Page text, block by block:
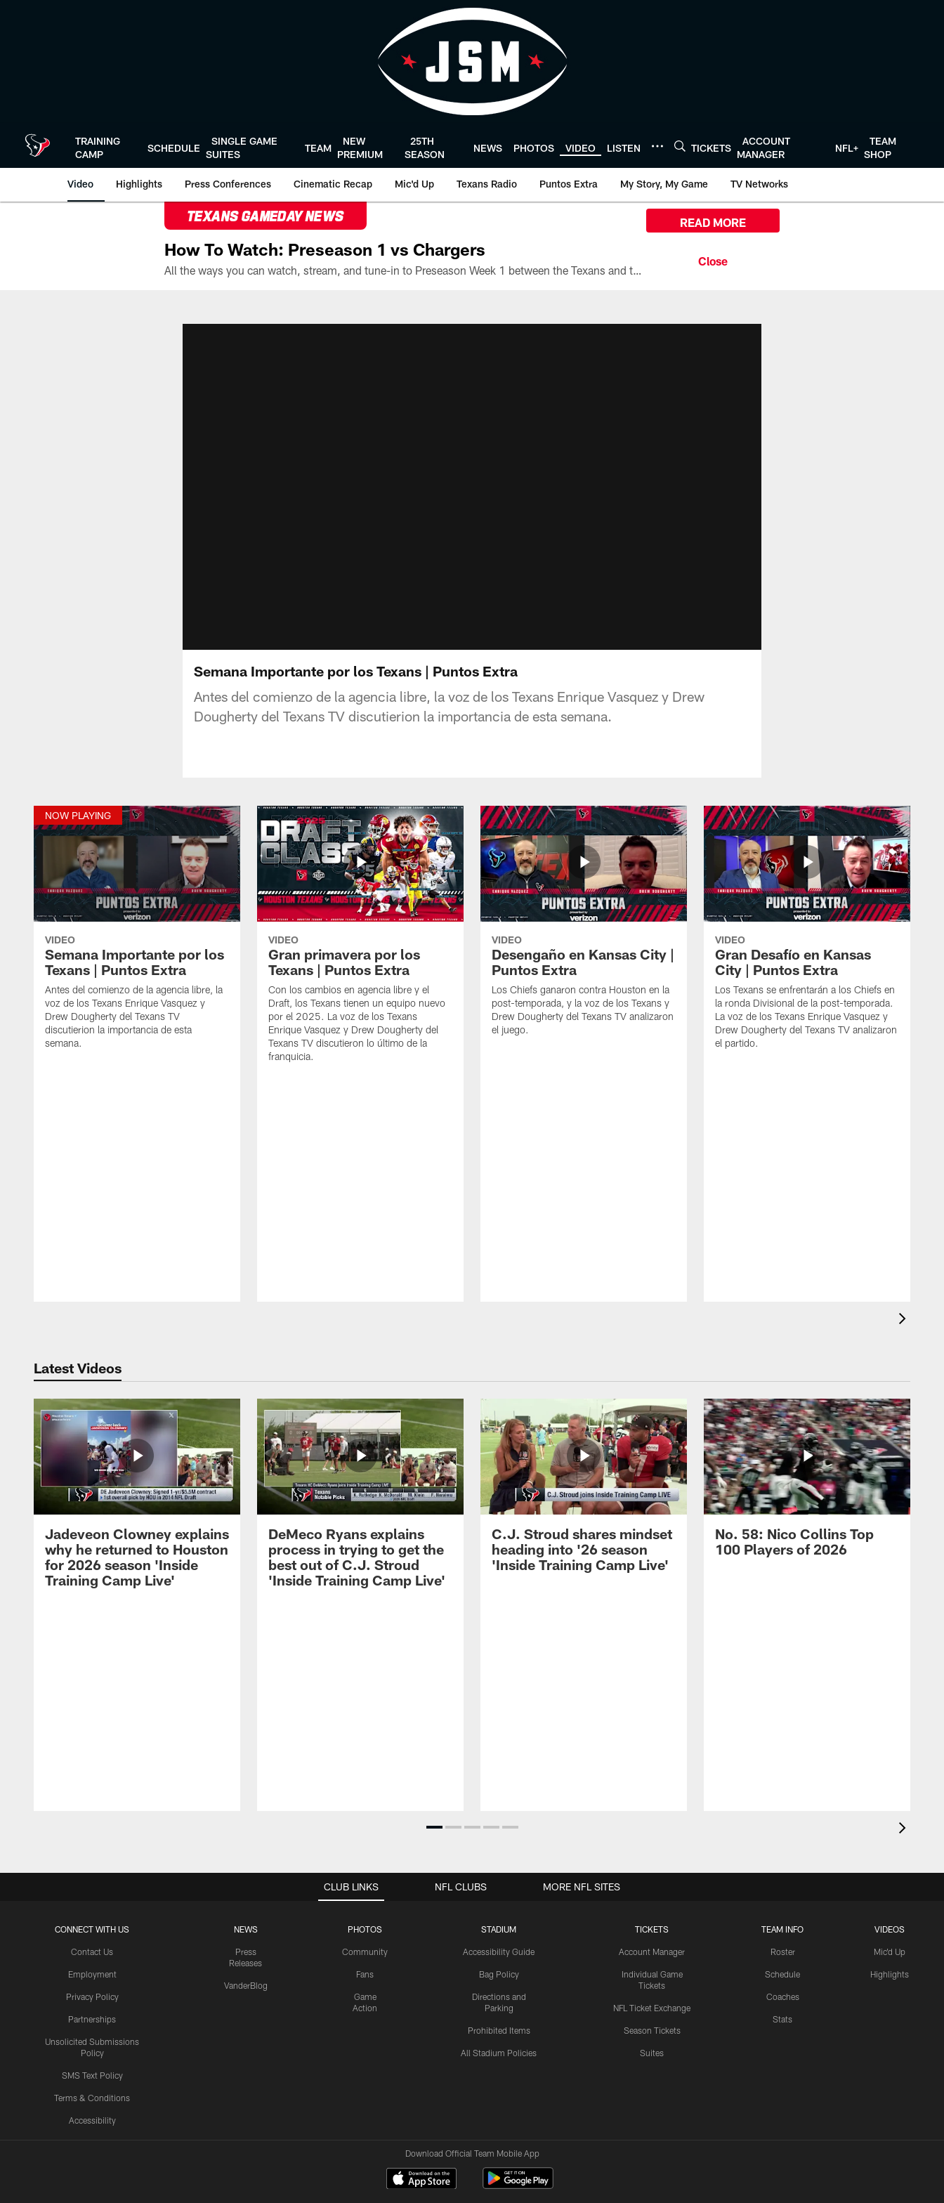
TRAINING
CAMP
SCHEDULE
SINGLE GAME
SUITES
TEAM
NEW
PREMIUM
25TH
SEASON
NEWS PHOTOS VIDEO LISTEN TICKETS
ACCOUNT
MANAGER
NFL+
TEAM
SHOP
Video Highlights Press Conferences Cinematic Recap Mic'd Up Texans Radio Puntos Extra My Story, My Game TV Networks
TEXANS GAMEDAY NEWS
How To Watch: Preseason 1 vs Chargers
All the ways you can watch, stream, and tune-in to Preseason Week 1 between the Texans and the Los Angeles Chargers at Reliant Stadium on August 13.
READ MORE
Semana Importante por los Texans | Puntos Extra
Antes del comienzo de la agencia libre, la voz de los Texans Enrique Vasquez y Drew
Dougherty del Texans TV discutierion la importancia de esta semana.
NOW PLAYING
VIDEO
Semana Importante por los
Texans | Puntos Extra
Antes del comienzo de la agencia libre, la
voz de los Texans Enrique Vasquez y
Drew Dougherty del Texans TV
discutierion la importancia de esta
semana.
VIDEO
Gran primavera por los
Texans | Puntos Extra
Con los cambios en agencia libre y el
Draft, los Texans tienen un equipo nuevo
por el 2025. La voz de los Texans
Enrique Vasquez y Drew Dougherty del
Texans TV discutieron lo último de la
franquicia.
VIDEO
Desengaño en Kansas City |
Puntos Extra
Los Chiefs ganaron contra Houston en la
post-temporada, y la voz de los Texans y
Drew Dougherty del Texans TV analizaron
el juego.
VIDEO
Gran Desafío en Kansas
City | Puntos Extra
Los Texans se enfrentarán a los Chiefs en
la ronda Divisional de la post-temporada.
La voz de los Texans Enrique Vasquez y
Drew Dougherty del Texans TV analizaron
el partido.
Latest Videos
Jadeveon Clowney explains
why he returned to Houston
for 2026 season 'Inside
Training Camp Live'
DeMeco Ryans explains
process in trying to get the
best out of C.J. Stroud
'Inside Training Camp Live'
C.J. Stroud shares mindset
heading into '26 season
'Inside Training Camp Live'
No. 58: Nico Collins Top
100 Players of 2026
CLUB LINKS
CONNECT WITH US
Contact Us
Employment
Privacy Policy
Partnerships
Unsolicited Submissions
Policy
SMS Text Policy
Terms & Conditions
Accessibility
NEWS
Press
Releases
VanderBlog
PHOTOS
Community
Fans
Game
Action
STADIUM
Accessibility Guide
Bag Policy
Directions and
Parking
Prohibited Items
All Stadium Policies
TICKETS
Account Manager
Individual Game
Tickets
NFL Ticket Exchange
Season Tickets
Suites
TEAM INFO
Roster
Schedule
Coaches
Stats
VIDEOS
Mic'd Up
Highlights
NFL CLUBS MORE NFL SITES
Download Official Team Mobile App